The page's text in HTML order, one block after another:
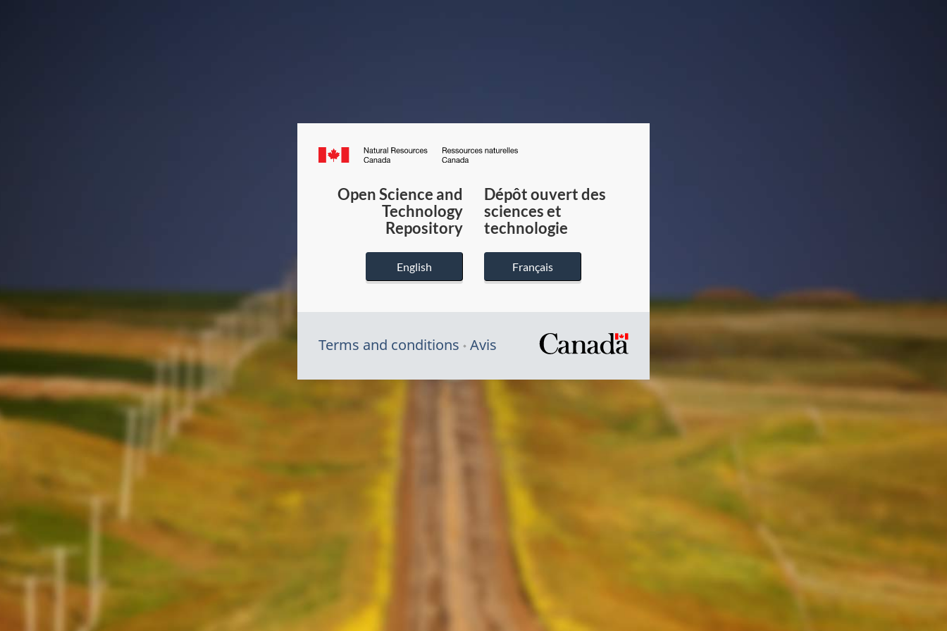
Canada.ca
du
Canada
Open Science and
Technology
Repository
English
Dépôt ouvert des
sciences et
technologie
Français
Terms and conditions Avis
/
Symbole
du
gouvernement
du